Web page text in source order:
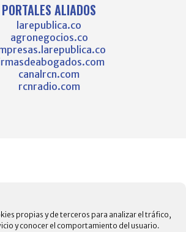
PORTALES ALIADOS
larepublica.co
agronegocios.co
canalrcn.com
rcnradio.com
propias y de terceros para analizar el tráfico,
y conocer el comportamiento del usuario.